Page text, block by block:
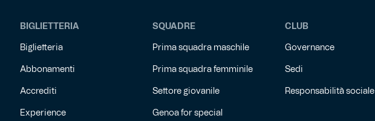
BIGLIETTERIA
Biglietteria
Abbonamenti
Accrediti
Experience
SQUADRE
Prima squadra maschile
Prima squadra femminile
Settore giovanile
Genoa for special
CLUB
Governance
Sedi
Responsabilità sociale